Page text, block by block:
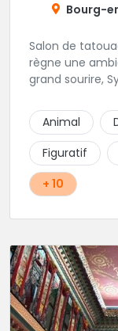
Bourg-
Salon de
règne une
grand sourire,
Animal
Figuratif
+ 10